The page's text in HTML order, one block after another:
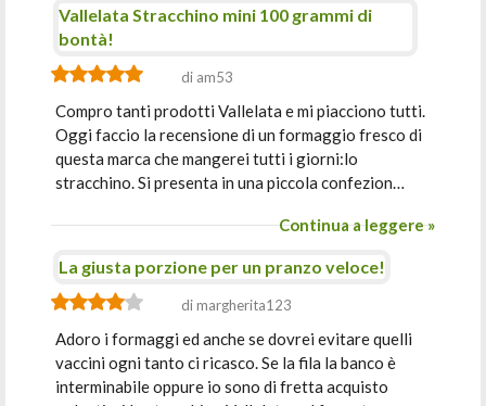
Vallelata Stracchino mini 100 grammi di
bontà!
di am53
Compro tanti prodotti Vallelata e mi piacciono tutti.
Oggi faccio la recensione di un formaggio fresco di
questa marca che mangerei tutti i giorni:lo
stracchino. Si presenta in una piccola confezion…
Continua a leggere »
La giusta porzione per un pranzo veloce!
di margherita123
Adoro i formaggi ed anche se dovrei evitare quelli
vaccini ogni tanto ci ricasco. Se la fila la banco è
interminabile oppure io sono di fretta acquisto